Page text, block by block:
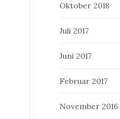
Oktober 2018
Juli 2017
Juni 2017
Februar 2017
November 2016